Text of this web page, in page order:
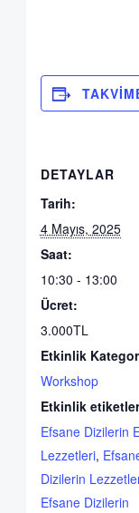
DETAYLAR
Tarih:
4 Mayıs, 2025
Saat:
10:30 - 13:00
Ücret:
3.000TL
Etkinlik
Workshop
Etkinlik
Efsane Dizilerin
Lezzetleri,
Dizilerin
Efsane Dizilerin